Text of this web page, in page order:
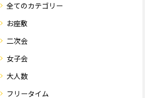
全てのカテゴリー
お座敷
二次会
女子会
大人数
フリータイム